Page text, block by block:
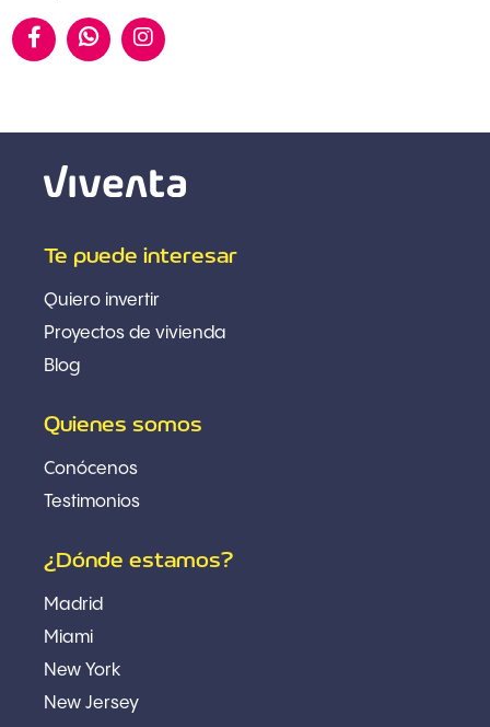

Te puede interesar
Quiero invertir
Proyectos de vivienda
Blog
Quienes somos
Conócenos
Testimonios
¿Dónde estamos?
Madrid
Miami
New York
New Jersey